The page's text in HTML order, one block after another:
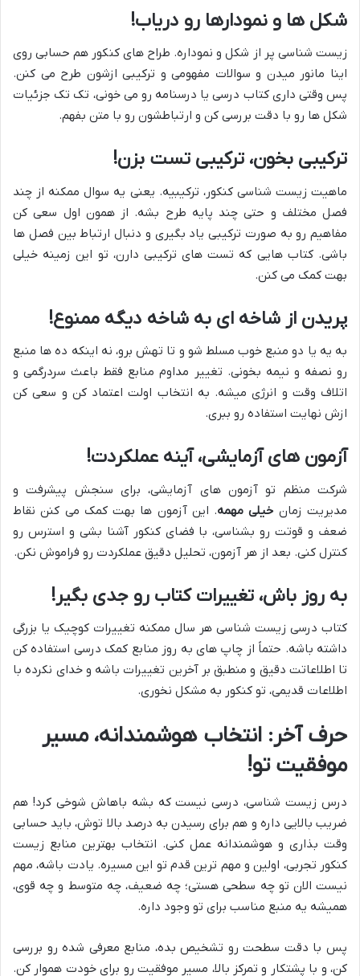
شکل ها و نمودارها رو دریاب!
زیست شناسی پر از شکل و نموداره. طراح های کنکور هم حسابی روی
اینا مانور میدن و سوالات مفهومی و ترکیبی ازشون طرح می کنن.
پس وقتی داری کتاب درسی یا درسنامه رو می خونی، تک تک جزئیات
شکل ها رو با دقت بررسی کن و ارتباطشون رو با متن بفهم.
ترکیبی بخون، ترکیبی تست بزن!
ماهیت زیست شناسی کنکور، ترکیبیه. یعنی یه سوال ممکنه از چند
فصل مختلف و حتی چند پایه طرح بشه. از همون اول سعی کن
مفاهیم رو به صورت ترکیبی یاد بگیری و دنبال ارتباط بین فصل ها
باشی. کتاب هایی که تست های ترکیبی دارن، تو این زمینه خیلی
بهت کمک می کنن.
پریدن از شاخه ای به شاخه دیگه ممنوع!
به یه یا دو منبع خوب مسلط شو و تا تهش برو، نه اینکه ده ها منبع
رو نصفه و نیمه بخونی. تغییر مداوم منابع فقط باعث سردرگمی و
اتلاف وقت و انرژی میشه. به انتخاب اولت اعتماد کن و سعی کن
ازش نهایت استفاده رو ببری.
آزمون های آزمایشی، آینه عملکردت!
شرکت منظم تو آزمون های آزمایشی، برای سنجش پیشرفت و
مدیریت زمان خیلی مهمه. این آزمون ها بهت کمک می کنن نقاط
ضعف و قوتت رو بشناسی، با فضای کنکور آشنا بشی و استرس رو
کنترل کنی. بعد از هر آزمون، تحلیل دقیق عملکردت رو فراموش نکن.
به روز باش، تغییرات کتاب رو جدی بگیر!
کتاب درسی زیست شناسی هر سال ممکنه تغییرات کوچیک یا بزرگی
داشته باشه. حتماً از چاپ های به روز منابع کمک درسی استفاده کن
تا اطلاعاتت دقیق و منطبق بر آخرین تغییرات باشه و خدای نکرده با
اطلاعات قدیمی، تو کنکور به مشکل نخوری.
حرف آخر: انتخاب هوشمندانه، مسیر
موفقیت تو!
درس زیست شناسی، درسی نیست که بشه باهاش شوخی کرد! هم
ضریب بالایی داره و هم برای رسیدن به درصد بالا توش، باید حسابی
وقت بذاری و هوشمندانه عمل کنی. انتخاب بهترین منابع زیست
کنکور تجربی، اولین و مهم ترین قدم تو این مسیره. یادت باشه، مهم
نیست الان تو چه سطحی هستی؛ چه ضعیف، چه متوسط و چه قوی،
همیشه یه منبع مناسب برای تو وجود داره.
پس با دقت سطحت رو تشخیص بده، منابع معرفی شده رو بررسی
کن، و با پشتکار و تمرکز بالا، مسیر موفقیت رو برای خودت هموار کن.